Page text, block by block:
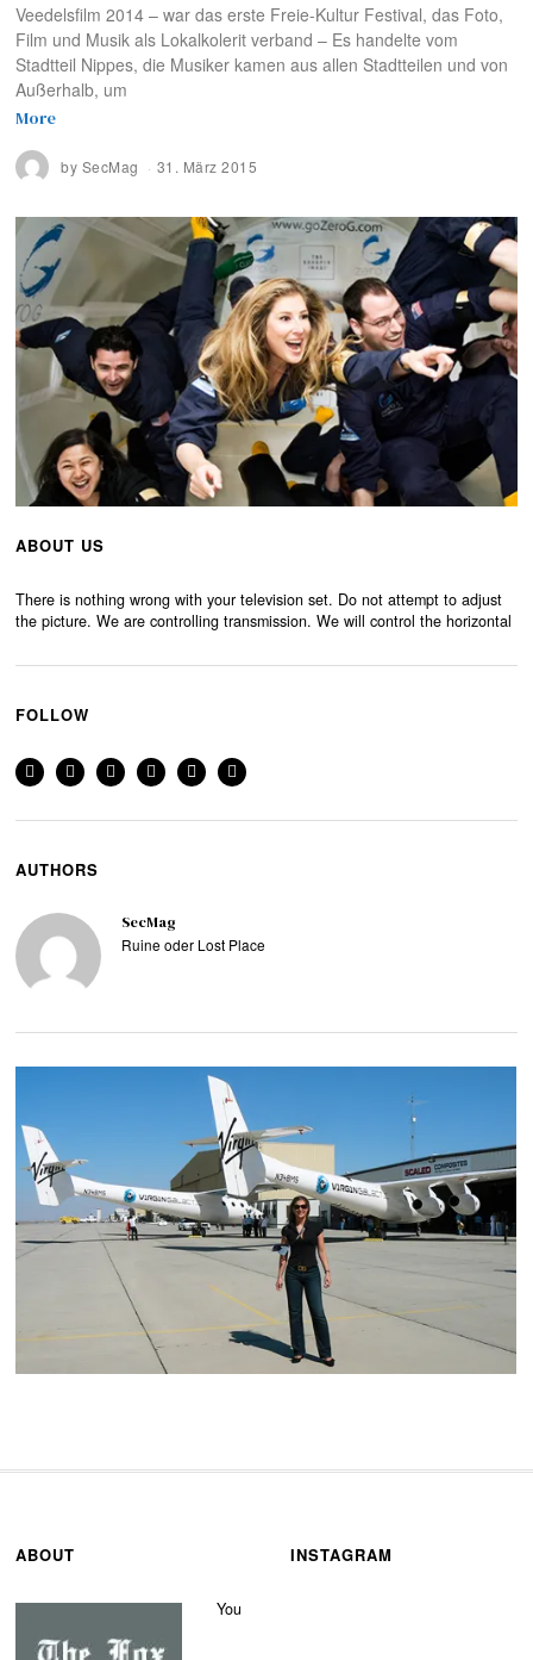
Veedelsfilm 2014 – war das erste Freie-Kultur Festival, das Foto,
Film und Musik als Lokalkolerit verband – Es handelte vom
Stadtteil Nippes, die Musiker kamen aus allen Stadtteilen und von
Außerhalb, um
More
by SecMag 31. März 2015
ABOUT US
There is nothing wrong with your television set. Do not attempt to adjust
the picture. We are controlling transmission. We will control the horizontal
FOLLOW
AUTHORS
SecMag
Ruine oder Lost Place
ABOUT
You
INSTAGRAM